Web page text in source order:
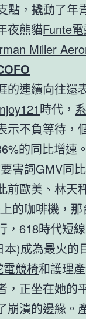
點，撬動了
夜熊貓Funte
Miller
連續向往還
時代，
示不負等待，
的同比增速。
要害詞GMV同
前歐美、林天
的咖啡機，
，618時代短
)成為最火的
電競椅和護理
，正坐在她的
崩潰的邊緣